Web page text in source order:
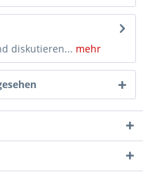
diskutieren... mehr